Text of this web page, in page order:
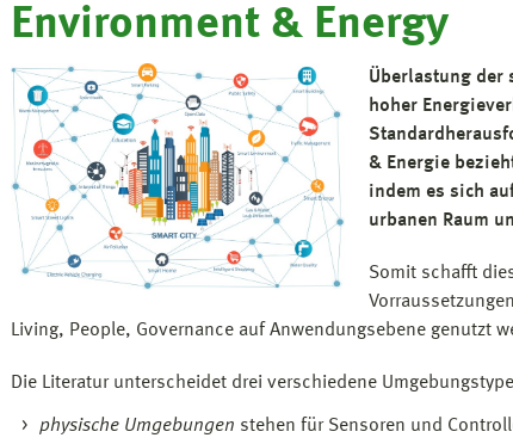
Environment & Energy
Überlastung der
hoher
& Energie
indem es sich
urbanen Raum
Somit schafft
Living, People, Governance auf Anwendungsebene genutzt
Die Literatur unterscheidet drei verschiedene
physische Umgebungen stehen für Sensoren und